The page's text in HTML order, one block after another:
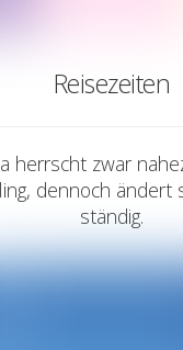
Reisezeiten
herrscht zwar
dennoch ändert
ständig.